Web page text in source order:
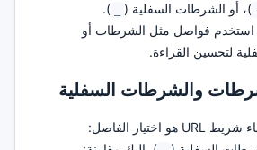
)، أو الشرطات السفلية (
).
استخدم فواصل مثل الشرطات أو
لتحسين القراءة.
والشرطات السفلية
أحد القرارات عند إنشاء شريط URL هو اختيار الفاصل: